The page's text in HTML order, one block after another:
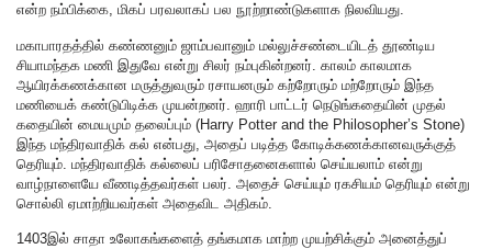
என்ற நம்பிக்கை, மிகப் பரவலாகப் பல நூற்றாண்டுகளாக நிலவியது.
மகாபாரதத்தில் கண்ணனும் ஜாம்பவானும் மல்லுச்சண்டையிடத் தூண்டிய
சியாமந்தக மணி இதுவே என்று சிலர் நம்புகின்றனர். காலம் காலமாக
ஆயிரக்கணக்கான மருத்துவரும் ரசாயனரும் கற்றோரும் மற்றோரும் இந்த
மணியைக் கண்டுபிடிக்க முயன்றனர். ஹாரி பாட்டர் நெடுங்கதையின் முதல்
கதையின் மையமும் தலைப்பும் (Harry Potter and the Philosopher’s Stone)
இந்த மந்திரவாதிக் கல் என்பது, அதைப் படித்த கோடிக்கணக்கானவருக்குத்
தெரியும். மந்திரவாதிக் கல்லைப் பரிசோதனைகளால் செய்யலாம் என்று
வாழ்நாளையே வீணடித்தவர்கள் பலர். அதைச் செய்யும் ரகசியம் தெரியும் என்று
சொல்லி ஏமாற்றியவர்கள் அதைவிட அதிகம்.
1403இல் சாதா உலோகங்களைத் தங்கமாக மாற்ற முயற்சிக்கும் அனைத்துப்